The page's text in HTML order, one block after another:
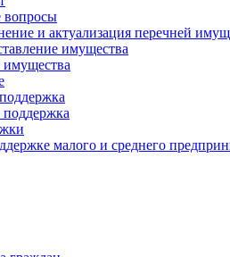
и актуализация перечней
имущества
поддержка
малого и среднего